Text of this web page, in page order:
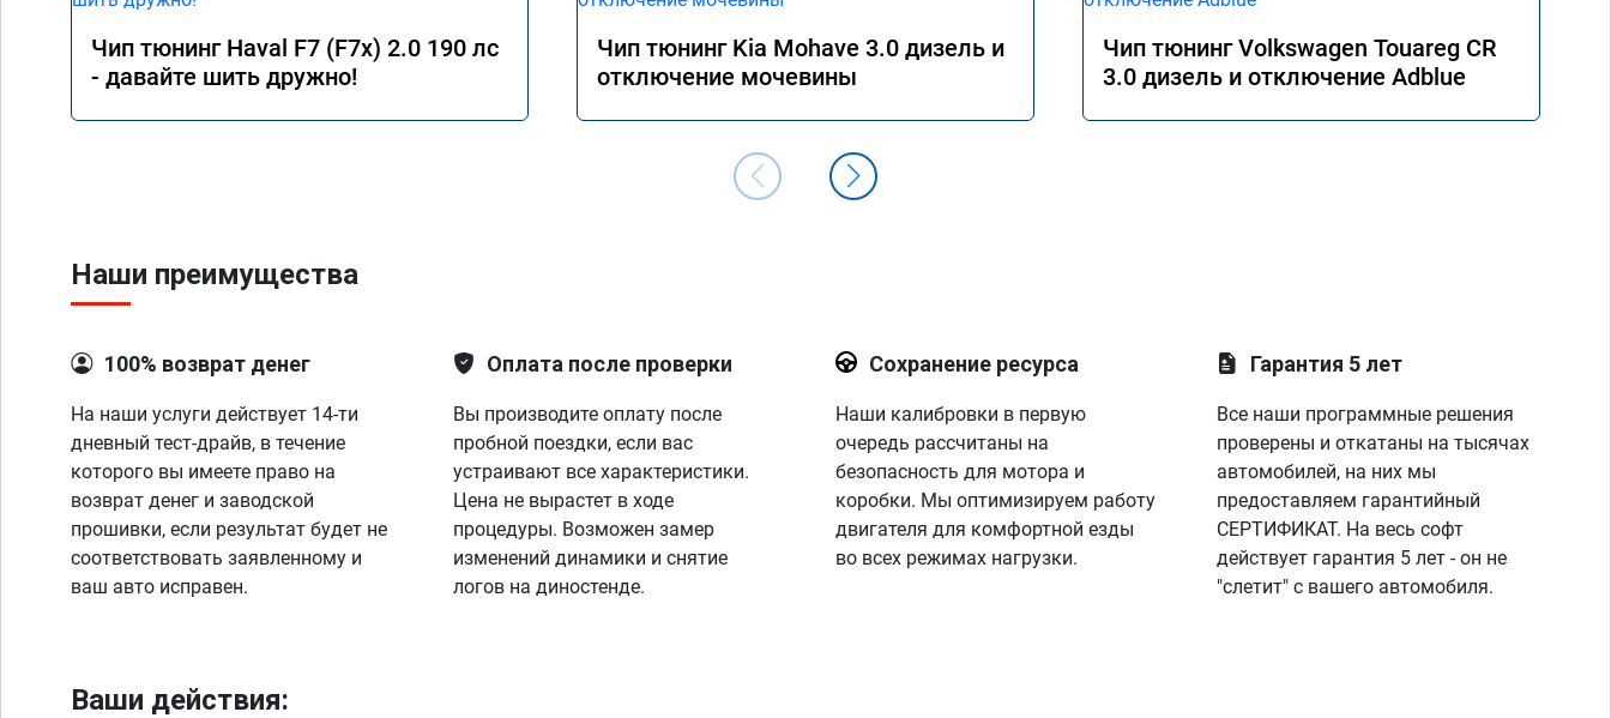
Чип тюнинг Haval F7 (F7x) 2.0 190 лс
- давайте шить дружно!
Чип тюнинг Kia Mohave 3.0 дизель и
отключение мочевины
Чип тюнинг Volkswagen Touareg CR
3.0 дизель и отключение Adblue
Наши преимущества
100% возврат денег
На наши услуги действует 14-ти
дневный тест-драйв, в течение
которого вы имеете право на
возврат денег и заводской
прошивки, если результат будет не
соответствовать заявленному и
ваш авто исправен.
Оплата после проверки
Вы производите оплату после
пробной поездки, если вас
устраивают все характеристики.
Цена не вырастет в ходе
процедуры. Возможен замер
изменений динамики и снятие
логов на диностенде.
Сохранение ресурса
Наши калибровки в первую
очередь рассчитаны на
безопасность для мотора и
коробки. Мы оптимизируем работу
двигателя для комфортной езды
во всех режимах нагрузки.
Гарантия 5 лет
Все наши программные решения
проверены и откатаны на тысячах
автомобилей, на них мы
предоставляем гарантийный
СЕРТИФИКАТ. На весь софт
действует гарантия 5 лет - он не
"слетит" с вашего автомобиля.
Ваши действия: